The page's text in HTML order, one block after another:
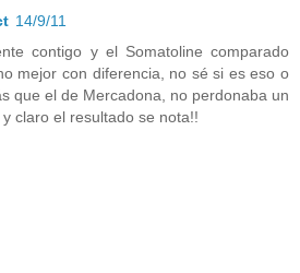
14/9/11
contigo y el Somatoline comparado
mejor con diferencia, no sé si es eso o
que el de Mercadona, no perdonaba un
claro el resultado se nota!!